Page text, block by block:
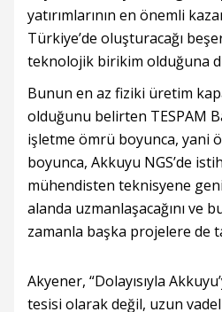
yatırımlarının en önemli
Türkiye’de oluşturacağı
teknolojik birikim olduğuna
Bunun en az fiziki üretim
olduğunu belirten TESPAM
işletme ömrü boyunca, yani
boyunca, Akkuyu NGS’de
mühendisten teknisyene
alanda uzmanlaşacağını ve
zamanla başka projelere de
Akyener, “Dolayısıyla
tesisi olarak değil, uzun